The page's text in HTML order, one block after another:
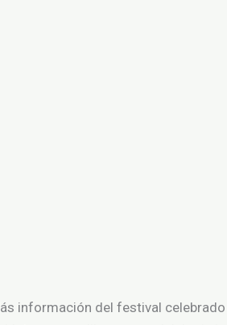
información del festival celebrado